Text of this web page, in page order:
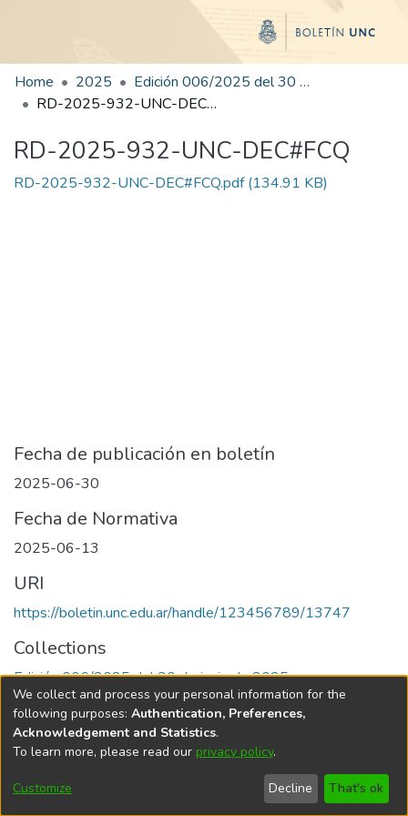
Home 2025
Edición 006/2025 del 30 de junio de 2025
RD-2025-932-UNC-DEC#FCQ
RD-2025-932-UNC-DEC#FCQ
RD-2025-932-UNC-DEC#FCQ.pdf(134.91 KB)
Fecha de publicación en boletín
2025-06-30
Fecha de Normativa
2025-06-13
URI
https://boletin.unc.edu.ar/handle/123456789/13747
Collections
Edición 006/2025 del 30 de junio de 2025
Universidad Nacional de Córdoba
We collect and process your personal information for the
following purposes: Authentication, Preferences,
Acknowledgement and Statistics.
To learn more, please read our privacy policy.
Customize Decline That's ok